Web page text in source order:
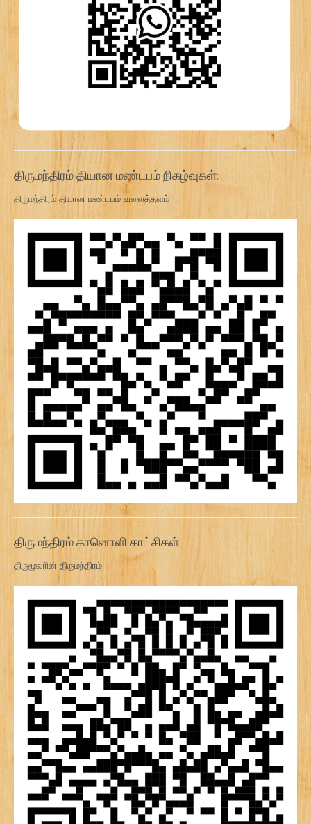
திருமந்திரம் தியான மண்டபம் நிகழ்வுகள்:
திருமந்திரம் தியான மண்டபம் வலைத்தளம்
திருமந்திரம் கானொளி காட்சிகள்:
திருமூலரின் திருமந்திரம்